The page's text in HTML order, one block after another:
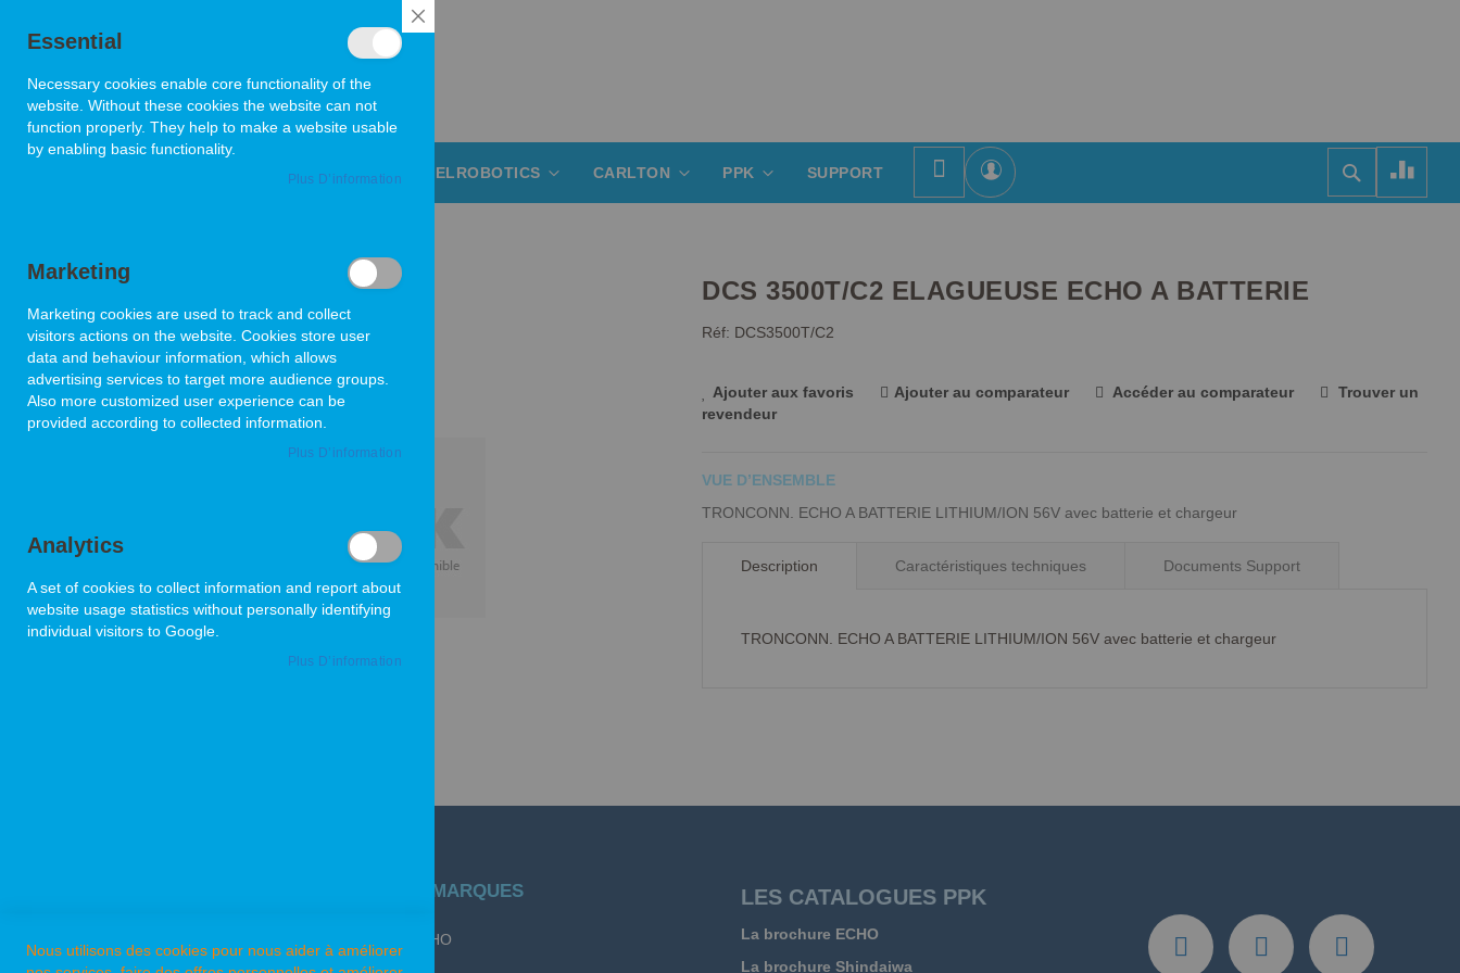
L'allié de vos espaces verts
SHINDAIWA BELROBOTICS CARLTON PPK SUPPORT
Se
connecter
Rechercher
DCS 3500T/C2 ELAGUEUSE ECHO A BATTERIE
Réf: DCS3500T/C2
Ajouter aux favoris Ajouter au comparateur Accéder au comparateur
Trouver un
revendeur
VUE D’ENSEMBLE
TRONCONN. ECHO A BATTERIE LITHIUM/ION 56V avec batterie et chargeur
Description
TRONCONN. ECHO A BATTERIE LITHIUM/ION 56V avec batterie et chargeur
Caractéristiques techniques Documents Support
to
the
end
of
the
images
NOS MARQUES
ECHO
LES CATALOGUES PPK
La brochure ECHO
La brochure Shindaiwa
CLOSE
Essential
Necessary cookies enable core functionality of the
website. Without these cookies the website can not
function properly. They help to make a website usable
by enabling basic functionality.
Plus D’information
Marketing
Marketing cookies are used to track and collect
visitors actions on the website. Cookies store user
data and behaviour information, which allows
advertising services to target more audience groups.
Also more customized user experience can be
provided according to collected information.
Plus D’information
Analytics
A set of cookies to collect information and report about
website usage statistics without personally identifying
individual visitors to Google.
Plus D’information
Nous utilisons des cookies pour nous aider à améliorer